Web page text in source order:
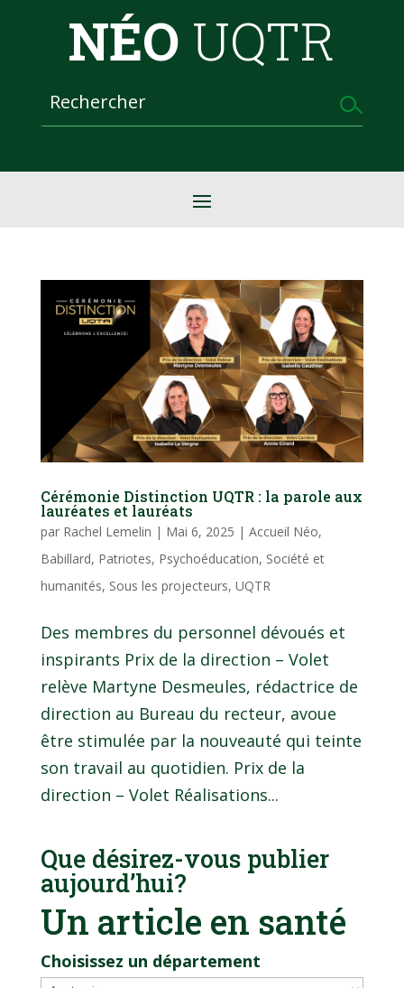
NÉO UQTR
Cérémonie Distinction UQTR : la parole aux
lauréates et lauréats
par Rachel Lemelin | Mai 6, 2025 | Accueil Néo,
Babillard, Patriotes, Psychoéducation, Société et
humanités, Sous les projecteurs, UQTR
Des membres du personnel dévoués et
inspirants Prix de la direction – Volet
relève Martyne Desmeules, rédactrice de
direction au Bureau du recteur, avoue
être stimulée par la nouveauté qui teinte
son travail au quotidien. Prix de la
direction – Volet Réalisations...
Que désirez-vous publier
aujourd’hui?
Un article en santé
Choisissez un département